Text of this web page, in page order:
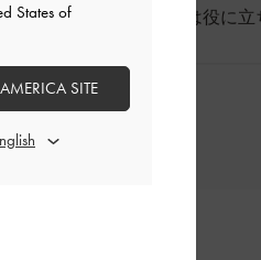
このレビューは役に
States of
SITE